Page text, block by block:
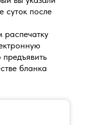
суток после
распечатку
бланка